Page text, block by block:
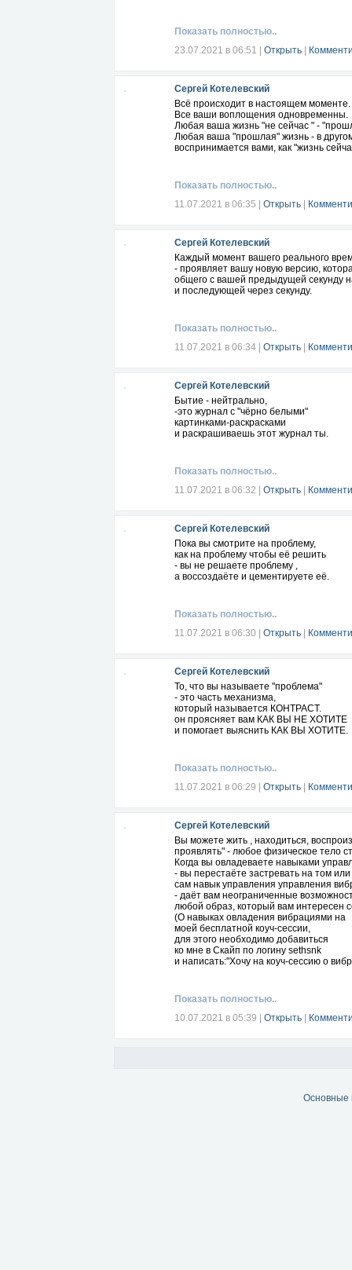
Показать полностью..
23.07.2021 в 06:51
Открыть
Сергей Котелевский
Всё происходит в настоящем моменте.
Все ваши воплощения одновременны.
Любая ваша жизнь "не сейчас " -
Любая ваша "прошлая" жизнь - в
воспринимается вами, как "жизнь
Показать полностью..
11.07.2021 в 06:35
Открыть
Сергей Котелевский
Каждый момент вашего реального
- проявляет вашу новую версию,
общего с вашей предыдущей секунду
и последующей через секунду.
Показать полностью..
11.07.2021 в 06:34
Открыть
Сергей Котелевский
Бытие - нейтрально,
-это журнал с "чёрно белыми"
картинками-раскрасками
и раскрашиваешь этот журнал ты.
Показать полностью..
11.07.2021 в 06:32
Открыть
Сергей Котелевский
Пока вы смотрите на проблему,
как на проблему чтобы её решить
- вы не решаете проблему ,
а воссоздаёте и цементируете её.
Показать полностью..
11.07.2021 в 06:30
Открыть
Сергей Котелевский
То, что вы называете "проблема"
- это часть механизма,
который называется КОНТРАСТ.
он проясняет вам КАК ВЫ НЕ ХОТИТЕ
и помогает выяснить КАК ВЫ ХОТИТЕ.
Показать полностью..
11.07.2021 в 06:29
Открыть
Сергей Котелевский
Вы можете жить , находиться,
проявлять" - любое физическое тело
Когда вы овладеваете навыками
- вы перестаёте застревать на том
сам навык управления управления
- даёт вам неограниченные
любой образ, который вам интересен
(О навыках овладения вибрациями на
моей бесплатной коуч-сессии,
для этого необходимо добавиться
ко мне в Скайп по логину sethsnk
и написать:"Хочу на коуч-сессию о
Показать полностью..
10.07.2021 в 05:39
Открыть
Основные